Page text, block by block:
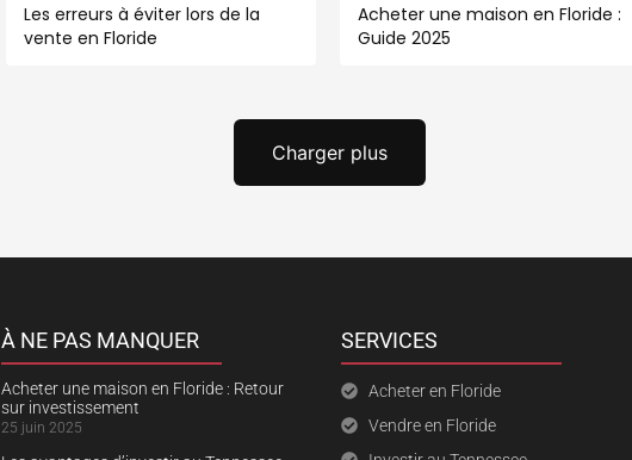
Les erreurs à éviter lors de la
vente en Floride
Acheter une maison en Floride :
Guide 2025
Charger plus
À NE PAS MANQUER
Acheter une maison en Floride : Retour
sur investissement
25 juin 2025
SERVICES
Acheter en Floride
Vendre en Floride